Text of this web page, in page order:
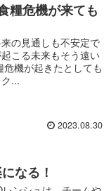
糧危機が来ても
の見通しも不安定で
こる未来もそう遠い
機が起きたとしても
...
2023.08.30
なる！